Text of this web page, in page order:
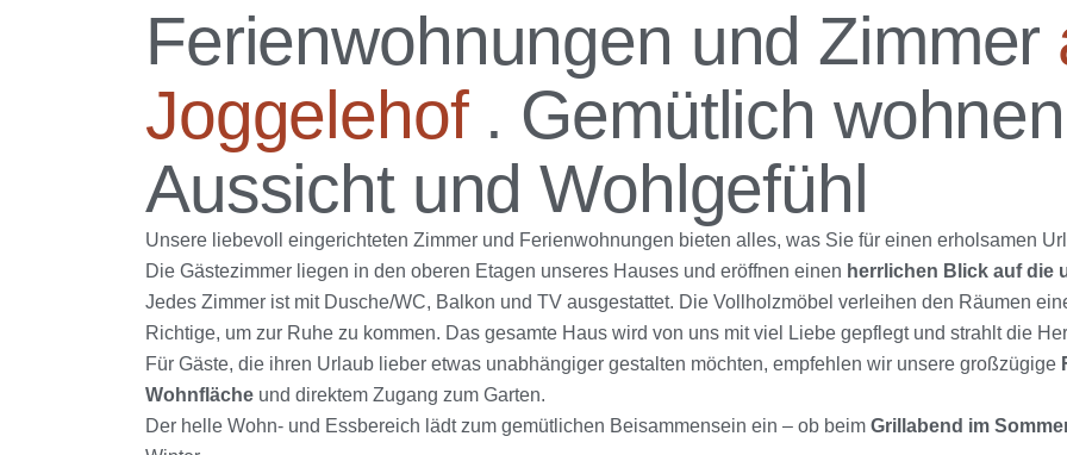
Ferienwohnungen und Zimmer
Joggelehof . Gemütlich
Aussicht und Wohlgefühl
Unsere liebevoll eingerichteten Zimmer und Ferienwohnungen bieten alles, was Sie für einen erholsamen
Die Gästezimmer liegen in den oberen Etagen unseres Hauses und eröffnen einen herrlichen Blick auf die
Jedes Zimmer ist mit Dusche/WC, Balkon und TV ausgestattet. Die Vollholzmöbel verleihen den Räumen
Richtige, um zur Ruhe zu kommen. Das gesamte Haus wird von uns mit viel Liebe gepflegt und strahlt die
Für Gäste, die ihren Urlaub lieber etwas unabhängiger gestalten möchten, empfehlen wir unsere großzügige
Wohnfläche und direktem Zugang zum Garten.
Der helle Wohn- und Essbereich lädt zum gemütlichen Beisammensein ein – ob beim Grillabend im